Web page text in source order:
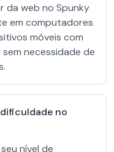
da web no Spunky
em computadores
móveis com
necessidade de
no
nível de